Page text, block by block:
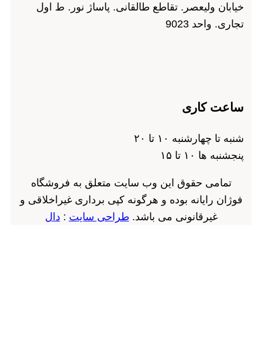
خیابان ولیعصر. تقاطع طالقانی. پاساژ نور. ط اول
تجاری. واحد 9023
ساعت کاری
شنبه تا چهارشنبه ۱۰ تا ۲۰
پنجشنبه ها ۱۰ تا ۱۵
تمامی حقوق این وب سایت متعلق به فروشگاه
فوژان رایانه بوده و هرگونه کپی برداری غیراخلاقی و
غیرقانونی می باشد.طراحی سایت:دال